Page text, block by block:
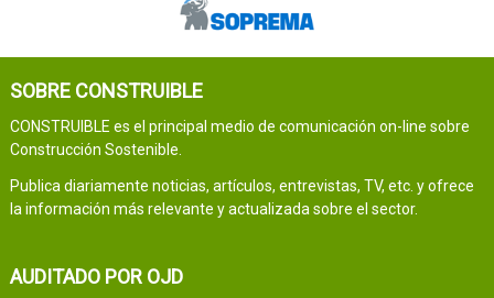
SOBRE CONSTRUIBLE
CONSTRUIBLE es el principal medio de comunicación on-line sobre
Construcción Sostenible.
Publica diariamente noticias, artículos, entrevistas, TV, etc. y ofrece
la información más relevante y actualizada sobre el sector.
AUDITADO POR OJD